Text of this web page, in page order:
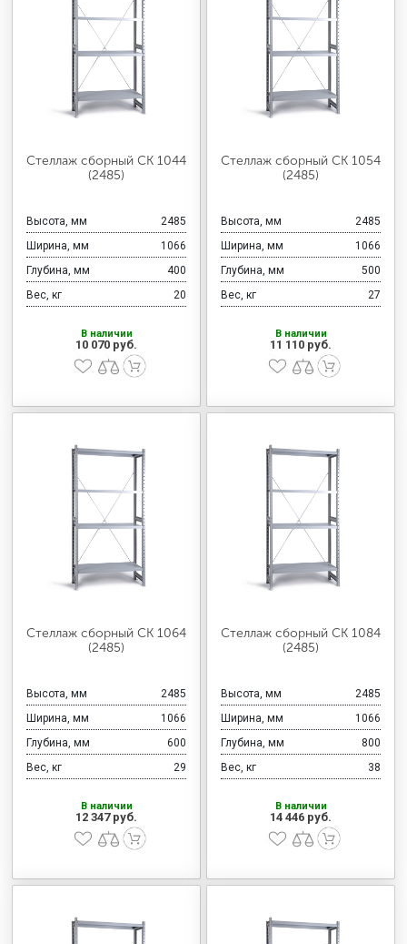
Стеллаж сборный СК 1044
(2485)
Высота, мм
2485
Ширина, мм
1066
Глубина, мм
400
Вес, кг
20
В наличии
10 070 руб.
Стеллаж сборный СК 1054
(2485)
Высота, мм
2485
Ширина, мм
1066
Глубина, мм
500
Вес, кг
27
В наличии
11 110 руб.
Стеллаж сборный СК 1064
(2485)
Высота, мм
2485
Ширина, мм
1066
Глубина, мм
600
Вес, кг
29
В наличии
12 347 руб.
Стеллаж сборный СК 1084
(2485)
Высота, мм
2485
Ширина, мм
1066
Глубина, мм
800
Вес, кг
38
В наличии
14 446 руб.